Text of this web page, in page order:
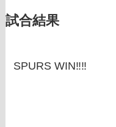
試合結果
SPURS WIN‼‼